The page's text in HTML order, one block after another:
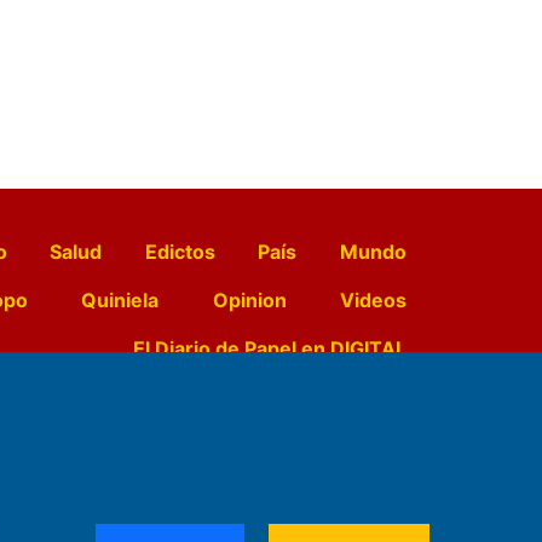
Salud Edictos País
Mundo
Quiniela Opinion
Videos
El Diario de Papel en DIGITAL